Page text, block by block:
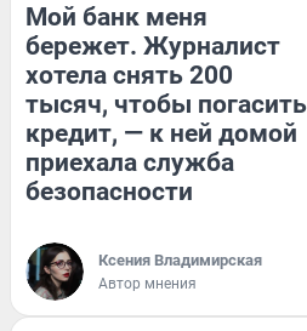
Мой банк меня
бережет. Журналист
хотела снять 200
тысяч, чтобы погасить
кредит, — к ней домой
приехала служба
безопасности
Ксения Владимирская
Автор мнения